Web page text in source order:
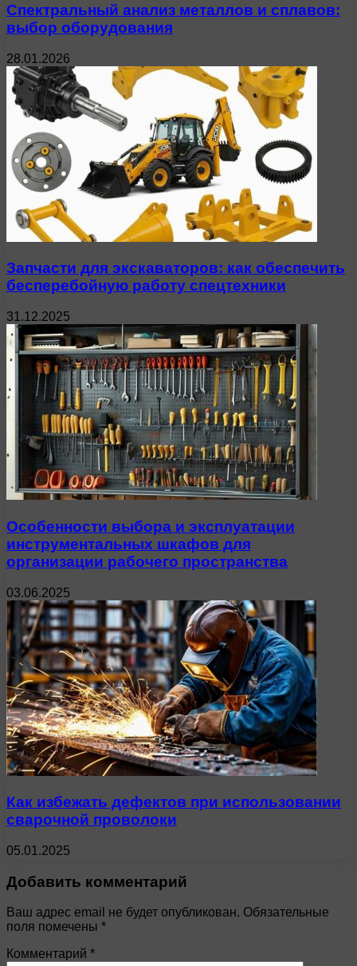
Спектральный анализ металлов и сплавов:
выбор оборудования
28.01.2026
Запчасти для экскаваторов: как обеспечить
бесперебойную работу спецтехники
31.12.2025
Особенности выбора и эксплуатации
инструментальных шкафов для
организации рабочего пространства
03.06.2025
Как избежать дефектов при использовании
сварочной проволоки
05.01.2025
Добавить комментарий
Ваш адрес email не будет опубликован. Обязательные
поля помечены *
Комментарий *